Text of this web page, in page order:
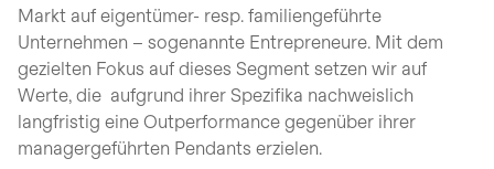
Markt auf eigentümer- resp. familiengeführte
Unternehmen – sogenannte Entrepreneure. Mit dem
gezielten Fokus auf dieses Segment setzen wir auf
Werte, die aufgrund ihrer Spezifika nachweislich
langfristig eine Outperformance gegenüber ihrer
managergeführten Pendants erzielen.